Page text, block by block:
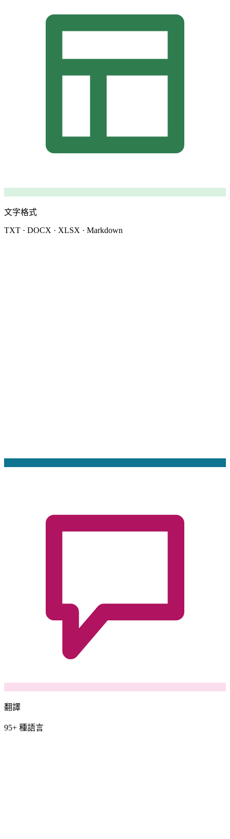
文字格式
TXT · DOCX · XLSX · Markdown
翻譯
95+ 種語言